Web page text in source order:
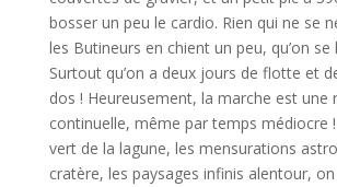
bosser un peu le cardio. Rien qui ne se
les Butineurs en chient un peu, qu’on se
Surtout qu’on a deux jours de flotte et
dos ! Heureusement, la marche est une
continuelle, même par temps médiocre
vert de la lagune, les mensurations
cratère, les paysages infinis alentour, on